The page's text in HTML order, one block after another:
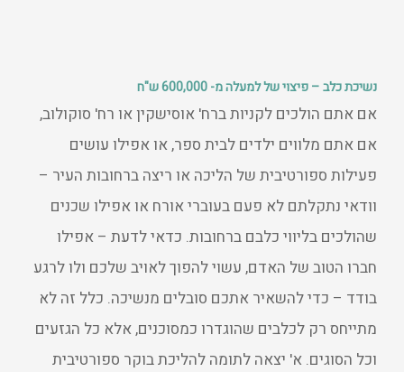
נשיכת כלב – פיצוי של למעלה מ- 600,000 ש"ח
אם אתם הולכים לקניות ברח' אוסישקין או רח' סוקולוב,
אם אתם מלווים ילדים לבית ספר, או אפילו עושים
פעילות ספורטיבית של הליכה או ריצה ברחובות העיר –
וודאי נתקלתם לא פעם בעוברי אורח או אפילו שכנים
שהולכים בליווי כלבם ברחובות. כדאי לדעת – אפילו
חברו הטוב של האדם, עשוי להפוך לאויב שלכם ולו לרגע
בודד – כדי להשאיר אתכם סובלים מנשיכה. כלל זה לא
מתייחס רק לכלבים שהוגדרו כמסוכנים, אלא כל הגזעים
וכל הסוגים. א' יצאה לתומה להליכת בוקר ספורטיבית